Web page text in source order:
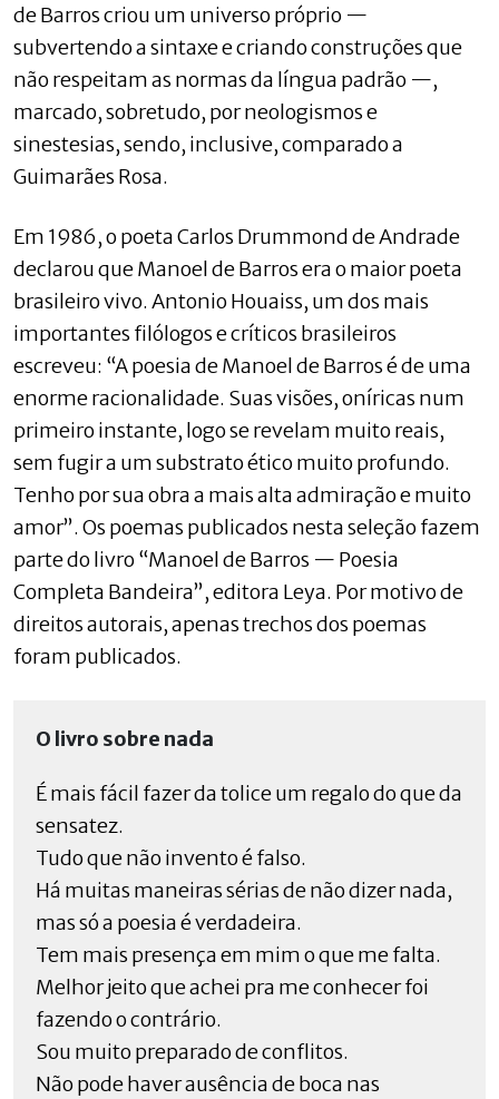
de Barros criou um universo próprio —
subvertendo a sintaxe e criando construções que
não respeitam as normas da língua padrão —,
marcado, sobretudo, por neologismos e
sinestesias, sendo, inclusive, comparado a
Guimarães Rosa.
Em 1986, o poeta Carlos Drummond de Andrade
declarou que Manoel de Barros era o maior poeta
brasileiro vivo. Antonio Houaiss, um dos mais
importantes filólogos e críticos brasileiros
escreveu: “A poesia de Manoel de Barros é de uma
enorme racionalidade. Suas visões, oníricas num
primeiro instante, logo se revelam muito reais,
sem fugir a um substrato ético muito profundo.
Tenho por sua obra a mais alta admiração e muito
amor”. Os poemas publicados nesta seleção fazem
parte do livro “Manoel de Barros — Poesia
Completa Bandeira”, editora Leya. Por motivo de
direitos autorais, apenas trechos dos poemas
foram publicados.
O livro sobre nada
É mais fácil fazer da tolice um regalo do que da
sensatez.
Tudo que não invento é falso.
Há muitas maneiras sérias de não dizer nada,
mas só a poesia é verdadeira.
Tem mais presença em mim o que me falta.
Melhor jeito que achei pra me conhecer foi
fazendo o contrário.
Sou muito preparado de conflitos.
Não pode haver ausência de boca nas